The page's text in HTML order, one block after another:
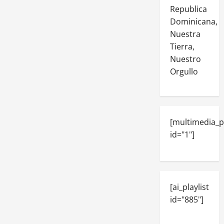
Republica
Dominicana,
Nuestra
Tierra,
Nuestro
Orgullo
id="1"]
[ai_playlist
id="885"]